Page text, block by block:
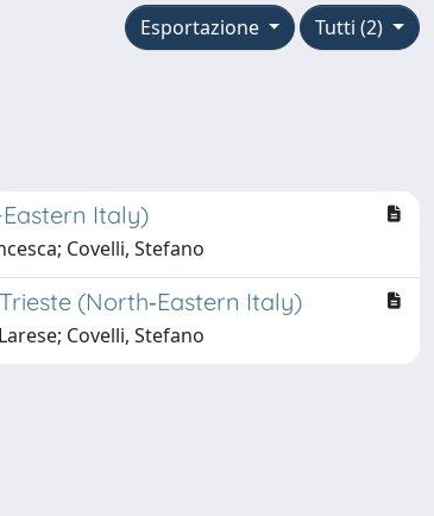
Tutti (2)
Esportazione
Italy)
Covelli, Stefano
(North‑Eastern Italy)
Covelli, Stefano